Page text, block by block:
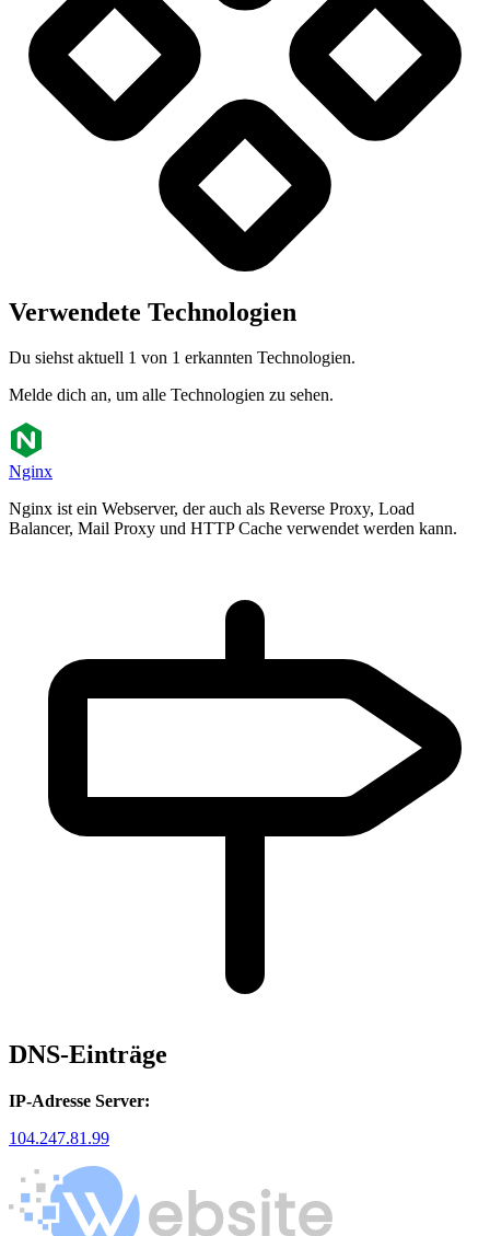
Verwendete Technologien
Du siehst aktuell 1 von 1 erkannten Technologien.
Melde dich an, um alle Technologien zu sehen.
Nginx
Nginx ist ein Webserver, der auch als Reverse Proxy, Load
Balancer, Mail Proxy und HTTP Cache verwendet werden kann.
DNS-Einträge
IP-Adresse Server:
104.247.81.99